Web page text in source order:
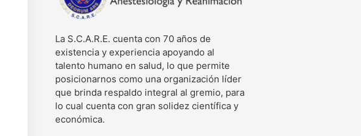
La S.C.A.R.E. cuenta con 70 años de
existencia y experiencia apoyando al
talento humano en salud, lo que permite
posicionarnos como una organización líder
que brinda respaldo integral al gremio, para
lo cual cuenta con gran solidez científica y
económica.